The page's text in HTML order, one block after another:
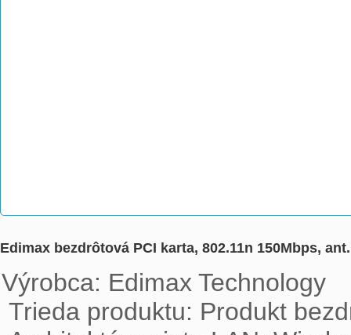
Edimax bezdrôtová PCI karta, 802.11n 150Mbps,
Výrobca: Edimax Technology